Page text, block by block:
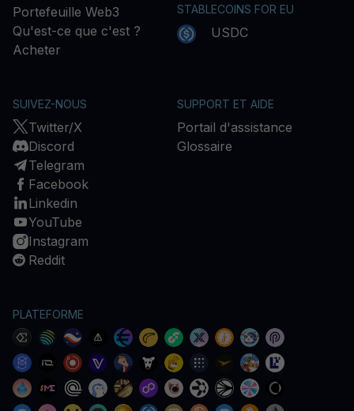
Portefeuille Web3
Qu'est-ce que c'est ?
Acheter
STABLECOINS FOR EU
USDC
SUIVEZ-NOUS
Twitter/X
Discord
Telegram
Facebook
Linkedin
YouTube
Instagram
Reddit
SUPPORT ET AIDE
Portail d'assistance
Glossaire
PLATEFORME